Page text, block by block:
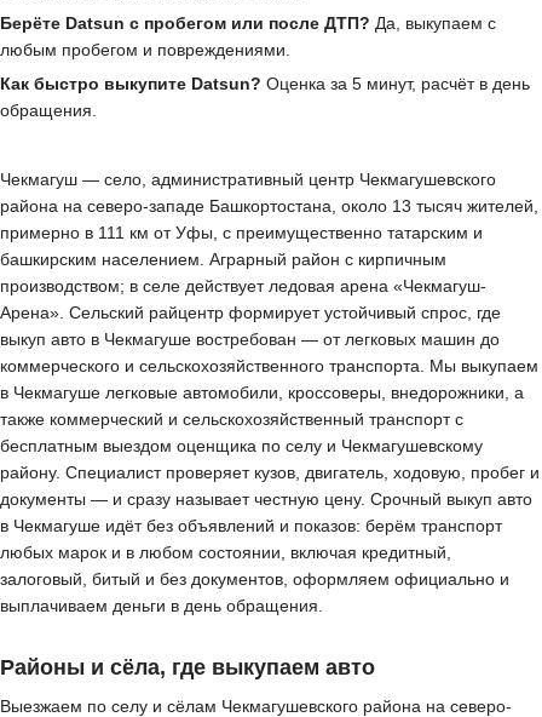
Берёте Datsun с пробегом или после ДТП? Да, выкупаем с
любым пробегом и повреждениями.
Как быстро выкупите Datsun? Оценка за 5 минут, расчёт в день
обращения.
Чекмагуш — село, административный центр Чекмагушевского
района на северо-западе Башкортостана, около 13 тысяч жителей,
примерно в 111 км от Уфы, с преимущественно татарским и
башкирским населением. Аграрный район с кирпичным
производством; в селе действует ледовая арена «Чекмагуш-
Арена». Сельский райцентр формирует устойчивый спрос, где
выкуп авто в Чекмагуше востребован — от легковых машин до
коммерческого и сельскохозяйственного транспорта. Мы выкупаем
в Чекмагуше легковые автомобили, кроссоверы, внедорожники, а
также коммерческий и сельскохозяйственный транспорт с
бесплатным выездом оценщика по селу и Чекмагушевскому
району. Специалист проверяет кузов, двигатель, ходовую, пробег и
документы — и сразу называет честную цену. Срочный выкуп авто
в Чекмагуше идёт без объявлений и показов: берём транспорт
любых марок и в любом состоянии, включая кредитный,
залоговый, битый и без документов, оформляем официально и
выплачиваем деньги в день обращения.
Районы и сёла, где выкупаем авто
Выезжаем по селу и сёлам Чекмагушевского района на северо-